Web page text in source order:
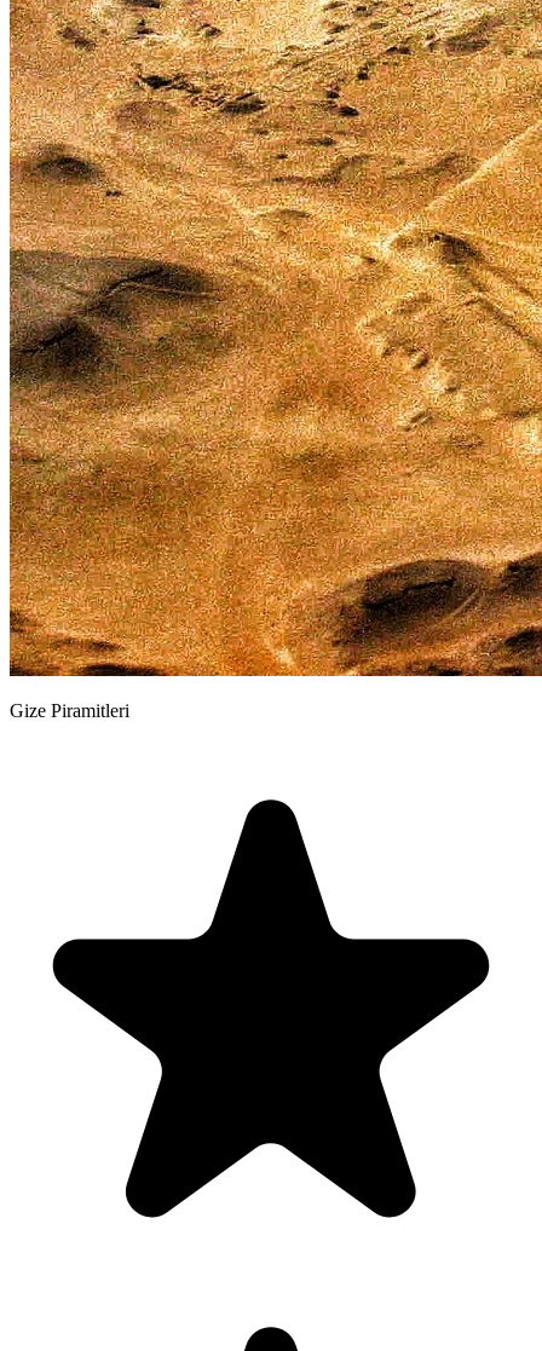
Gize Piramitleri